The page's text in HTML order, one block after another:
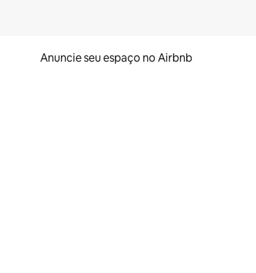
Anuncie seu espaço no Airbnb